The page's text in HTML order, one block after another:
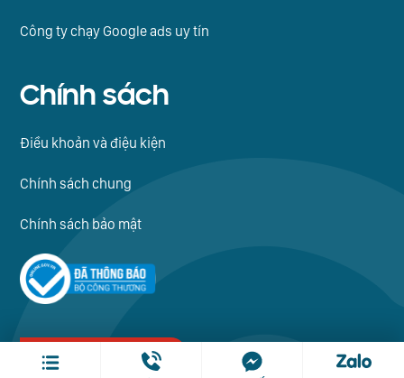
Công ty chạy Google ads uy tín
Chính sách
Điều khoản và điệu kiện
Chính sách chung
Chính sách bảo mật
Thiết kế website: caia.vn